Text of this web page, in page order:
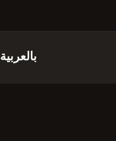
JUMU'AH 3- بالعربية